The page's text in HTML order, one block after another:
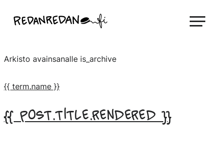
suoraan
Linda Saukko-Rauta, Redanredan Oy
piirrosvideoita
Arkisto avainsanalle is_archive
{{ term.name }}
{{ post.title.rendered }}